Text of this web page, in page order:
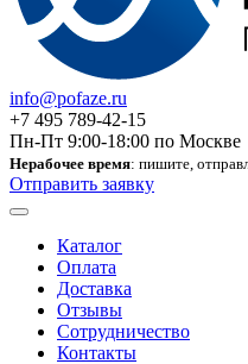
info@pofaze.ru
+7 495 789-42-15
Пн-Пт 9:00-18:00 по Москве
Нерабочее время: пишите,
Отправить заявку
Каталог
Оплата
Доставка
Отзывы
Сотрудничество
Контакты